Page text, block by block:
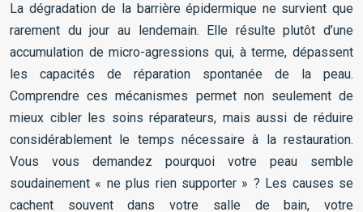
La dégradation de la barrière épidermique ne survient que
rarement du jour au lendemain. Elle résulte plutôt d’une
accumulation de micro-agressions qui, à terme, dépassent
les capacités de réparation spontanée de la peau.
Comprendre ces mécanismes permet non seulement de
mieux cibler les soins réparateurs, mais aussi de réduire
considérablement le temps nécessaire à la restauration.
Vous vous demandez pourquoi votre peau semble
soudainement « ne plus rien supporter » ? Les causes se
cachent souvent dans votre salle de bain, votre